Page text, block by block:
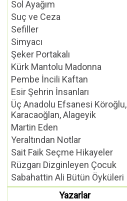
Sol Ayağım
Suç ve Ceza
Sefiller
Simyacı
Şeker Portakalı
Kürk Mantolu Madonna
Pembe İncili Kaftan
Esir Şehrin İnsanları
Üç Anadolu Efsanesi Köroğlu,
Karacaoğlan, Alageyik
Martin Eden
Yeraltından Notlar
Sait Faik Seçme Hikayeler
Rüzgarı Dizginleyen Çocuk
Sabahattin Ali Bütün Öyküleri
Yazarlar